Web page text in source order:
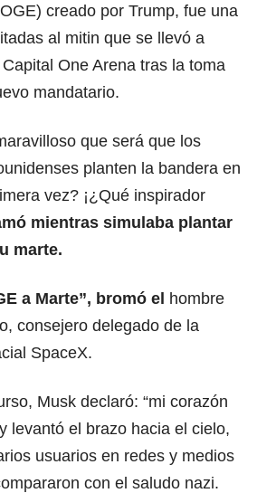
creado por Trump, fue una
al mitin que se llevó a
One Arena tras la toma
mandatario.
que será que los
planten la bandera en
vez? ¡¿Qué inspirador
mientras simulaba plantar
marte.
a Marte”, bromó el hombre
consejero delegado de la
SpaceX.
Musk declaró: “mi corazón
levantó el brazo hacia el cielo,
usuarios en redes y medios
con el saludo nazi.